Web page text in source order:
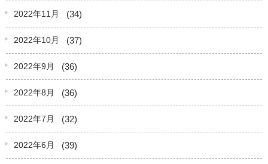
2022年11月 (34)
2022年10月 (37)
2022年9月 (36)
2022年8月 (36)
2022年7月 (32)
2022年6月 (39)